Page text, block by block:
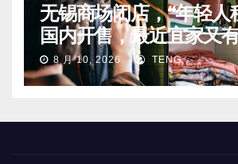
无锡商场闭店，“年轻人
国内开售，最近宜家又
向8 月 10, 2026 TENG